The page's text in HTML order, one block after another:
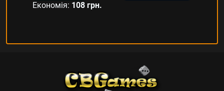
Економія: 108 грн.